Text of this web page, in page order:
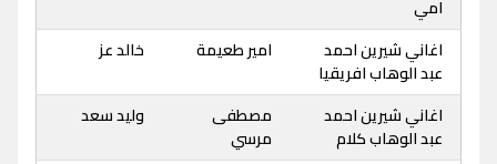
امي
اغاني شيرين احمد
عبد الوهاب افريقيا
امير طعيمة خالد عز
اغاني شيرين احمد
عبد الوهاب كلام
مصطفى
مرسي
وليد سعد